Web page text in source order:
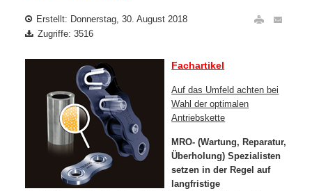
Erstellt: Donnerstag, 30. August 2018
Zugriffe: 3516
Fachartikel
Auf das Umfeld achten bei
Wahl der optimalen
Antriebskette
MRO- (Wartung, Reparatur,
Überholung) Spezialisten
setzen in der Regel auf
langfristige